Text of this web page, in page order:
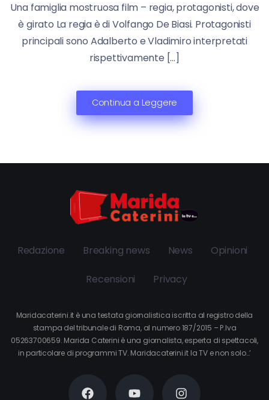
Una famiglia mostruosa film – regia, protagonisti, dove
è girato La regia è di Volfango De Biasi. Protagonisti
principali sono Adalberto e Vladimiro interpretati
rispettivamente […]
Continua a Leggere
Redazione Breaking news News Opinioni
Recensioni Privacy
Maridacaterini.it è una testata giornalistica iscritta al registro della
stampa del tribunale di Roma, al numero 187/2015 – P.Iva
05263700659. Marida Caterini è una giornalista, esperta di spettacoli,
in particolare di programmi TV. Maridacaterini.it la TV e non solo…’